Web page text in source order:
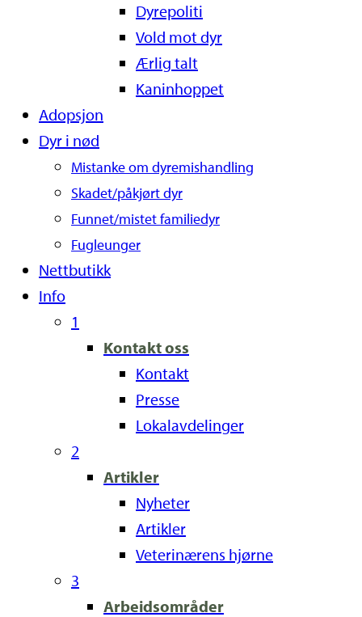
Dyrepoliti
Vold mot dyr
Ærlig talt
Kaninhoppet
Adopsjon
Dyr i nød
Mistanke om dyremishandling
Skadet/påkjørt dyr
Funnet/mistet familiedyr
Fugleunger
Nettbutikk
Info
1
Kontakt oss
Kontakt
Presse
Lokalavdelinger
2
Artikler
Nyheter
Artikler
Veterinærens hjørne
3
Arbeidsområder